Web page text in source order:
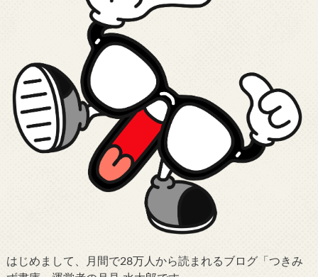
はじめまして、月間で28万人から読まれるブログ「つきみ